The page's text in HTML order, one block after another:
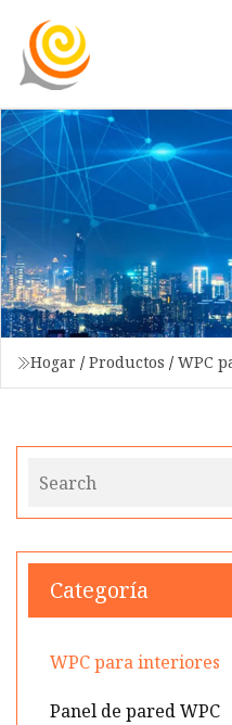
Hogar / Productos / WPC
Categoría
WPC para interiores
Panel de pared WPC